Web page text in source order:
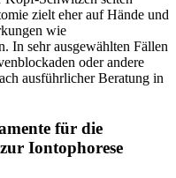
​zielt eher auf⁣ Hände und
⁣wie
In sehr ausgewählten Fällen
oder ‍andere
ausführlicher Beratung in
für die
Iontophorese